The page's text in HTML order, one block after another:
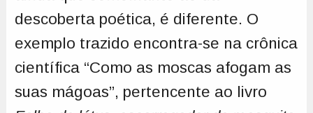
descoberta poética, é diferente. O
exemplo trazido encontra-se na crônica
científica “Como as moscas afogam as
suas mágoas”, pertencente ao livro